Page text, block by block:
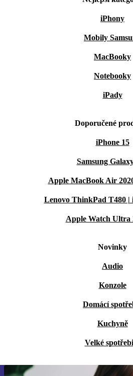
iPhony
Mobily
MacBooky
Notebooky
iPady
Doporučené
iPhone 15
Samsung
Apple MacBook Air
Lenovo ThinkPad T480 |
Apple Watch Ultra
Novinky
Audio
Konzole
Domácí
Kuchyně
Velké